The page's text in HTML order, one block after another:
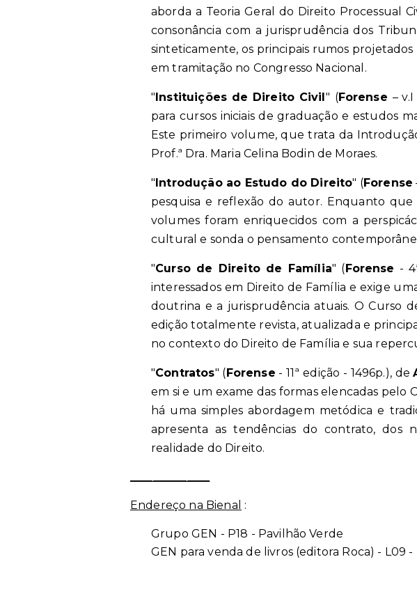
aborda a Teoria Geral do Direito Processual
consonância com a jurisprudência dos
sinteticamente, os principais rumos
em tramitação no Congresso Nacional.
"Instituições de Direito Civil" (Forense –
para cursos iniciais de graduação e estudos
Este primeiro volume, que trata da
Prof.ª Dra. Maria Celina Bodin de Moraes.
"Introdução ao Estudo do Direito" (Forense
pesquisa e reflexão do autor. Enquanto que
volumes foram enriquecidos com a
cultural e sonda o pensamento
"Curso de Direito de Família" (Forense -
interessados em Direito de Família e exige
doutrina e a jurisprudência atuais. O Curso
edição totalmente revista, atualizada e
no contexto do Direito de Família e sua
"Contratos" (Forense - 11ª edição - 1496p.), de
em si e um exame das formas elencadas pelo
há uma simples abordagem metódica e
apresenta as tendências do contrato, dos
realidade do Direito.
Endereço na Bienal :
Grupo GEN - P18 - Pavilhão Verde
GEN para venda de livros (editora Roca) - L09